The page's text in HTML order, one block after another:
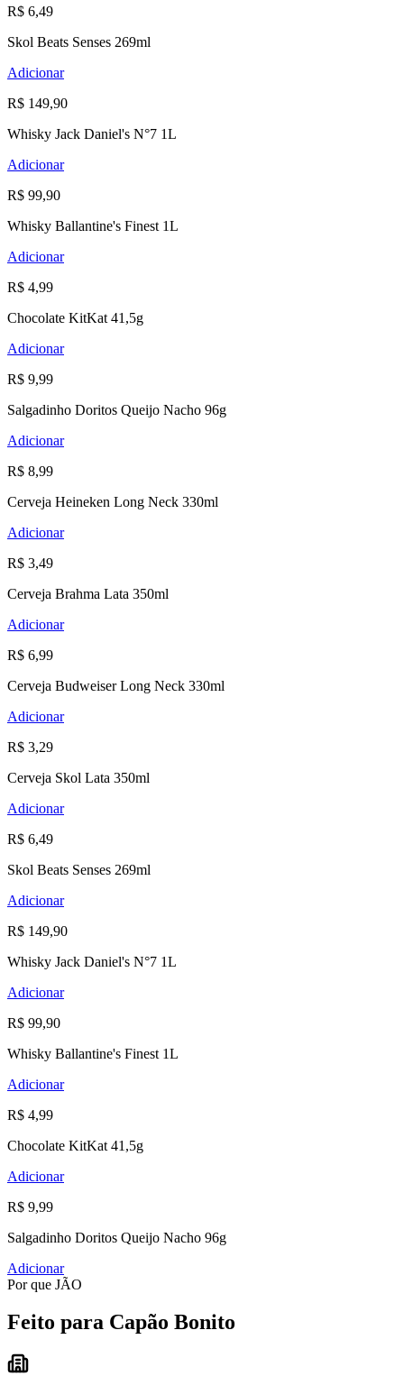
R$ 6,49
Skol Beats Senses 269ml
Adicionar
R$ 149,90
Whisky Jack Daniel's N°7 1L
Adicionar
R$ 99,90
Whisky Ballantine's Finest 1L
Adicionar
R$ 4,99
Chocolate KitKat 41,5g
Adicionar
R$ 9,99
Salgadinho Doritos Queijo Nacho 96g
Adicionar
R$ 8,99
Cerveja Heineken Long Neck 330ml
Adicionar
R$ 3,49
Cerveja Brahma Lata 350ml
Adicionar
R$ 6,99
Cerveja Budweiser Long Neck 330ml
Adicionar
R$ 3,29
Cerveja Skol Lata 350ml
Adicionar
R$ 6,49
Skol Beats Senses 269ml
Adicionar
R$ 149,90
Whisky Jack Daniel's N°7 1L
Adicionar
R$ 99,90
Whisky Ballantine's Finest 1L
Adicionar
R$ 4,99
Chocolate KitKat 41,5g
Adicionar
R$ 9,99
Salgadinho Doritos Queijo Nacho 96g
Adicionar
Por que JÃO
Feito para Capão Bonito